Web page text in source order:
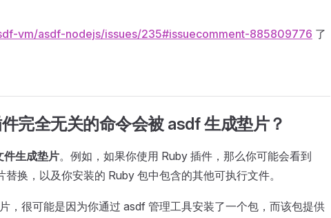
vm/asdf-nodejs/issues/235#issuecomment-885809776 了
完全无关的命令会被 asdf 生成垫片？
件生成垫片。例如，如果你使用 Ruby 插件，那么你可能会看到
替换，以及你安装的 Ruby 包中包含的其他可执行文件。
，很可能是因为你通过 asdf 管理工具安装了一个包，而该包提供